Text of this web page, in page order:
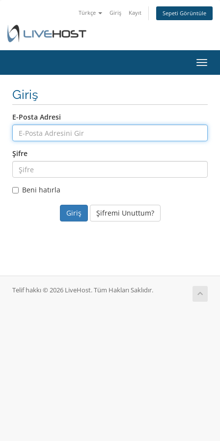
Türkçe Giriş Kayıt Sepeti Görüntüle
Giriş
E-Posta Adresi
Şifre
Beni hatırla
Şifremi Unuttum?
Telif hakkı © 2026 LiveHost. Tüm Hakları Saklıdır.